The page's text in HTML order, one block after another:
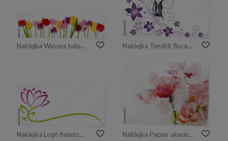
Naklejka Wiosna tulipan kwitnie z rzędu Naklejka Tendril, flora, kwiaty, motyle, fioletowy, fioletowy
Naklejka Logo fioletowy kwiat. Naklejka Papier akwarelowy kwiaty